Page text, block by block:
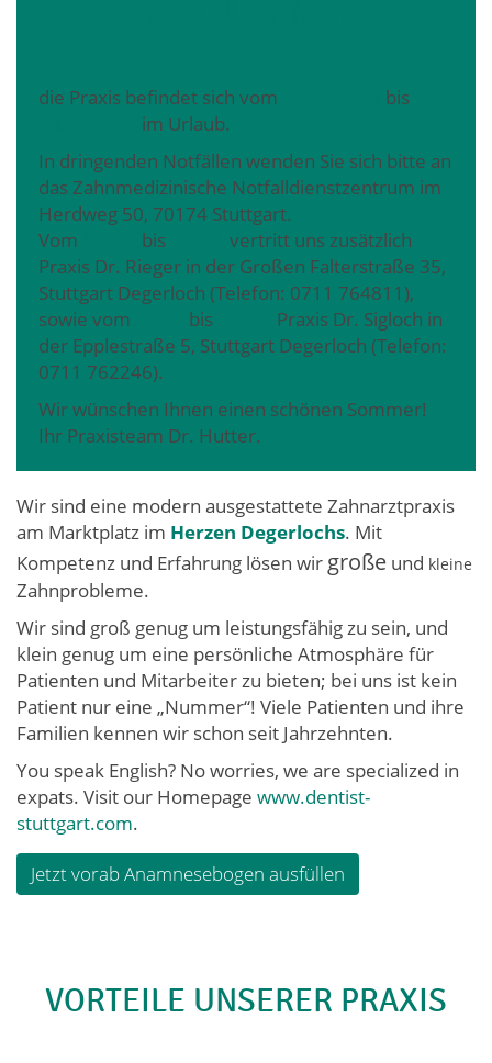
die Praxis befindet sich vom
bis
im Urlaub.
In dringenden Notfällen wenden Sie sich bitte an
das Zahnmedizinische Notfalldienstzentrum im
Herdweg 50, 70174 Stuttgart.
Vom
bis
vertritt uns zusätzlich
Praxis Dr. Rieger in der Großen Falterstraße 35,
Stuttgart Degerloch (Telefon: 0711 764811),
sowie vom
bis
Praxis Dr. Sigloch in
der Epplestraße 5, Stuttgart Degerloch (Telefon:
0711 762246).
Wir wünschen Ihnen einen schönen Sommer!
Ihr Praxisteam Dr. Hutter.
Wir sind eine modern ausgestattete Zahnarztpraxis
am Marktplatz im Herzen Degerlochs. Mit
Kompetenz und Erfahrung lösen wir große und kleine
Zahnprobleme.
Wir sind groß genug um leistungsfähig zu sein, und
klein genug um eine persönliche Atmosphäre für
Patienten und Mitarbeiter zu bieten; bei uns ist kein
Patient nur eine „Nummer“! Viele Patienten und ihre
Familien kennen wir schon seit Jahrzehnten.
You speak English? No worries, we are specialized in
expats. Visit our Homepage www.dentist-
stuttgart.com.
Jetzt vorab Anamnesebogen ausfüllen
VORTEILE UNSERER PRAXIS